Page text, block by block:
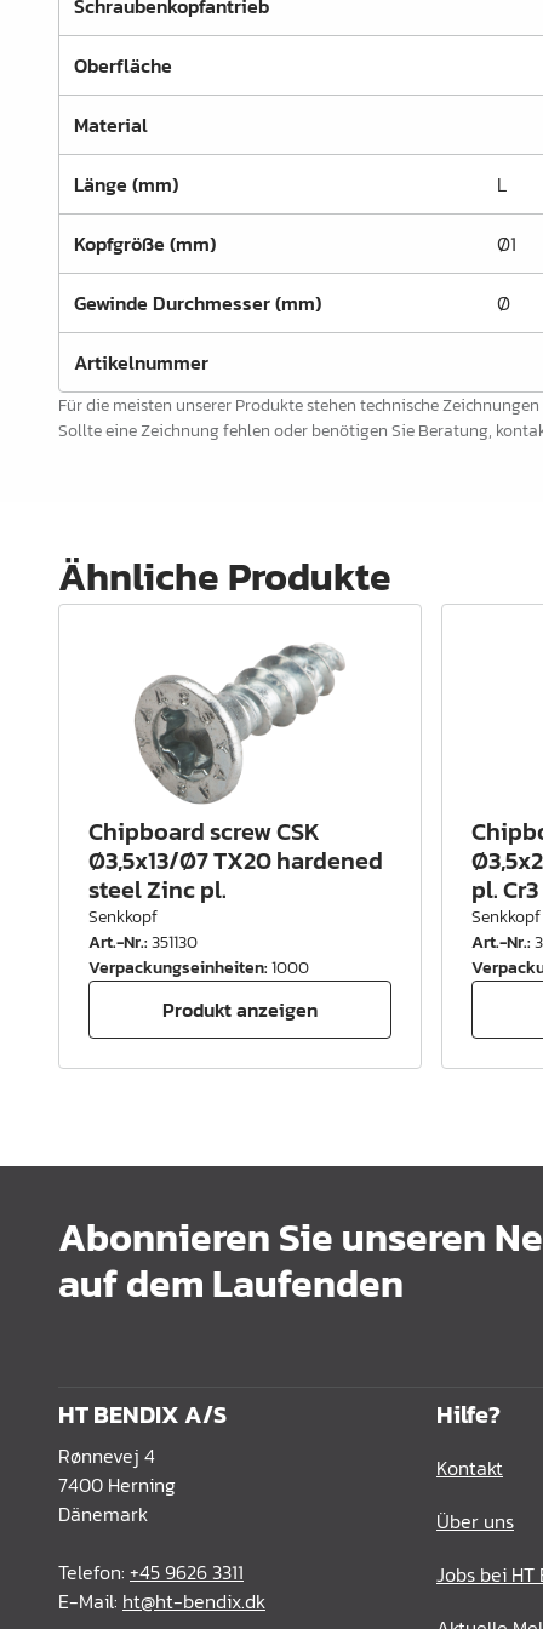
Schrankrohre &
Schrankrohrlager
Leisten Profile
Elektro Artikel
Chemie & Reparatur
König Produkte
Werkzeug
Verpackung
Schraubenkopfantrieb
Oberfläche
Material
Länge (mm) L
Kopfgröße (mm) Ø1
Gewinde Durchmesser (mm) Ø
Artikelnummer
Für die meisten unserer Produkte stehen technische
Sollte eine Zeichnung fehlen oder benötigen Sie Beratung,
Ähnliche Produkte
Chipboard screw CSK
Ø3,5x13/Ø7 TX20 hardened
steel Zinc pl.
Senkkopf
Art.-Nr.:351130
Verpackungseinheiten:1000
Produkt anzeigen
pl. Cr3
Senkkopf
Art.-Nr.:
Abonnieren Sie unseren
auf dem Laufenden
HT BENDIX A/S
Rønnevej 4
7400 Herning
Dänemark
Telefon: +45 9626 3311
E-Mail: ht@ht-bendix.dk
Hilfe?
Kontakt
Über uns
Jobs bei HT